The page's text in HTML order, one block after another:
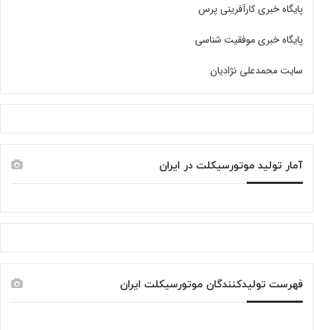
پایگاه خبری کارآفرینی پرس
پایگاه خبری موفقیت شناسی
سایت محمدعلی نژادیان
آمار تولید موتورسیکلت در ایران
فهرست تولیدکنندگان موتورسیکلت ایران